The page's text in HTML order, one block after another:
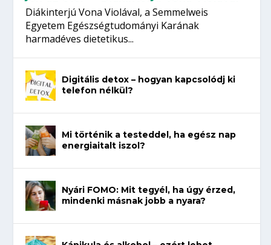
Diákinterjú Vona Violával, a Semmelweis
Egyetem Egészségtudományi Karának
harmadéves dietetikus...
Digitális detox – hogyan kapcsolódj ki
telefon nélkül?
Mi történik a testeddel, ha egész nap
energiaitalt iszol?
Nyári FOMO: Mit tegyél, ha úgy érzed,
mindenki másnak jobb a nyara?